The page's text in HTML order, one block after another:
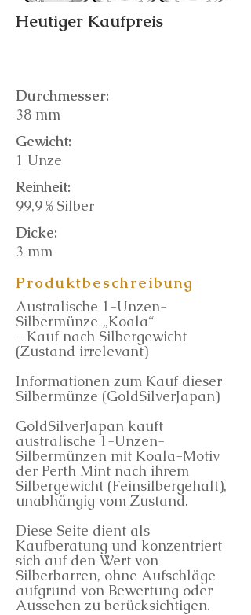
Heutiger Kaufpreis
Durchmesser:
38 mm
Gewicht:
1 Unze
Reinheit:
99,9 % Silber
Dicke:
3 mm
Produktbeschreibung
Australische 1-Unzen-
Silbermünze „Koala“
- Kauf nach Silbergewicht
(Zustand irrelevant)
Informationen zum Kauf dieser
Silbermünze (GoldSilverJapan)
GoldSilverJapan kauft
australische 1-Unzen-
Silbermünzen mit Koala-Motiv
der Perth Mint nach ihrem
Silbergewicht (Feinsilbergehalt),
unabhängig vom Zustand.
Diese Seite dient als
Kaufberatung und konzentriert
sich auf den Wert von
Silberbarren, ohne Aufschläge
aufgrund von Bewertung oder
Aussehen zu berücksichtigen.